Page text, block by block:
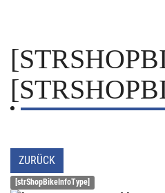
ZURÜCK
[strShopBikeInfoType]